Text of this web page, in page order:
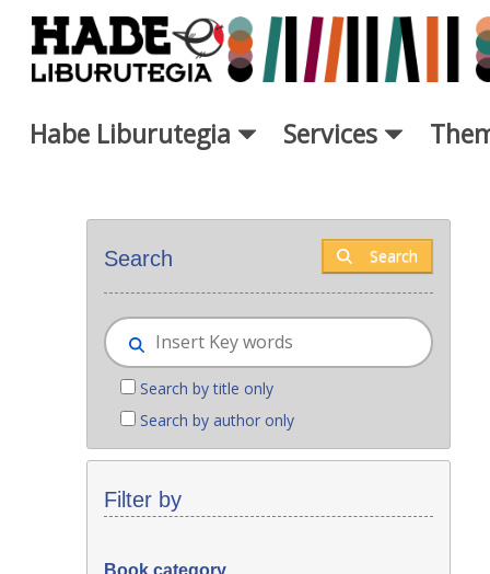
Skip to Main Content
Habe Liburutegia Services
Search Search
Search by title only
Search by author only
Filter by
Book category